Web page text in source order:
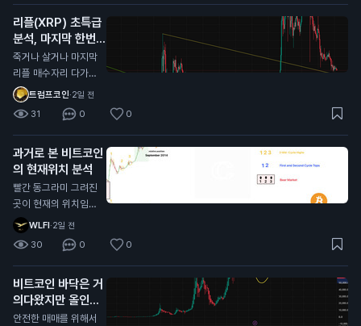
견에 가장 많이 댓글
달렸네요 시기적으로
도 10월이 주기와도
딱 떨어져서 얼마나
버텨주는지 잘봐야할
듯?
리플(XRP) 초특급
분석, 마지막 한번
받아볼만한 자리 오
는중
죽거나 살거나 마지막
리플 매수자리 다가오
는중 대략 0.95불 근
처 저기가 깨진다면
다른 알트코인과 마찬
가지로 그냥 추세가
다깨진거라 죽으러 가
는거고 (0.55달러 수
준까지) 유일하게 리
플만 현재 알트 차트
중에 살아있는데 (잡
코제외) 저기를 지켜
주면 저기가 찐바닥
임, 물론 저 지지선을
타고 흐를순있는데 저
기만 안깨지면됨
트럼프코인·2일 전
31 0 0
과거로 본 비트코인
의 현재위치 분석
빨간 동그라미 그려진
곳이 현재의 위치임
각종 지표로 봤을때도
일치하고 시기적으로
도 똑같음 개인적으로
싸이클대로 상방,하방
으로 움직이는거는 이
번이 마지막일거라고
봄 비트코인 전체 차
WLFI·2일 전
30 0 0
비트코인 바닥은 거
의다왔지만 올인은
금지
안전한 매매를 위해서